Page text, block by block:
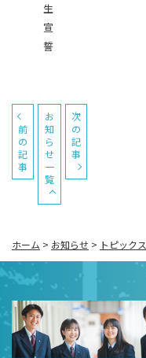
生
宣
誓
前
の
記
事
お
知
ら
せ
一
覧
次
の
記
事
ホーム > お知らせ > トピックス